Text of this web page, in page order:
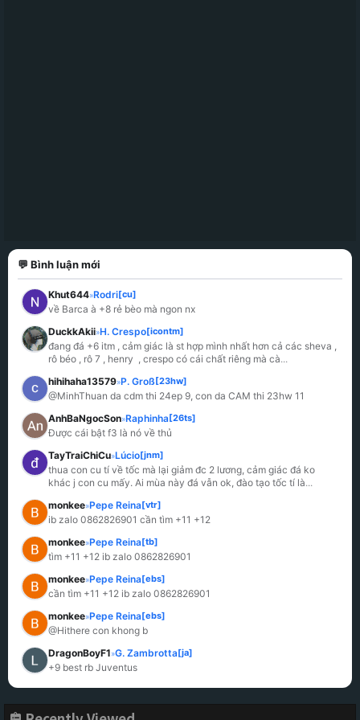
💬 Bình luận mới
Khut644»Rodri[cu]
về Barca à +8 rẻ bèo mà ngon nx
DuckkAkii»H. Crespo[icontm]
đang đá +6 itm , cảm giác là st hợp mình nhất hơn cả các sheva ,
rô béo , rô 7 , henry  , crespo có cái chất riêng mà cà...
hihihaha13579»P. Groß[23hw]
@MinhThuan da cdm thi 24ep 9, con da CAM thi 23hw 11
AnhBaNgocSon»Raphinha[26ts]
Được cái bật f3 là nó về thủ
TayTraiChiCu»Lúcio[jnm]
thua con cu tí về tốc mà lại giảm đc 2 lương, cảm giác đá ko
khác j con cu mấy. Ai mùa này đá vẫn ok, đào tạo tốc tí là...
monkee»Pepe Reina[vtr]
ib zalo 0862826901 cần tìm +11 +12
monkee»Pepe Reina[tb]
tìm +11 +12 ib zalo 0862826901
monkee»Pepe Reina[ebs]
cần tìm +11 +12 ib zalo 0862826901
monkee»Pepe Reina[ebs]
@Hithere con khong b
DragonBoyF1»G. Zambrotta[ja]
+9 best rb Juventus